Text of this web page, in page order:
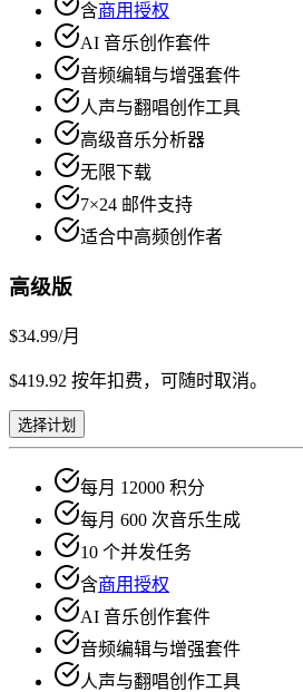
含商用授权
AI 音乐创作套件
音频编辑与增强套件
人声与翻唱创作工具
高级音乐分析器
无限下载
7×24 邮件支持
适合中高频创作者
高级版
$34.99/月
$419.92 按年扣费，可随时取消。
选择计划
每月 12000 积分
每月 600 次音乐生成
10 个并发任务
含商用授权
AI 音乐创作套件
音频编辑与增强套件
人声与翻唱创作工具